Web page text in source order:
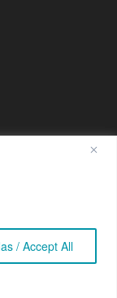
/ Accept All